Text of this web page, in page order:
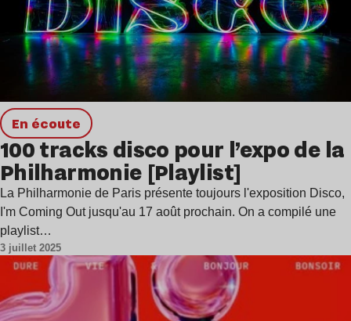
en écoute
100 tracks disco pour l’expo de la
Philharmonie [Playlist]
La Philharmonie de Paris présente toujours l'exposition Disco,
I'm Coming Out jusqu'au 17 août prochain. On a compilé une
playlist…
3 juillet 2025